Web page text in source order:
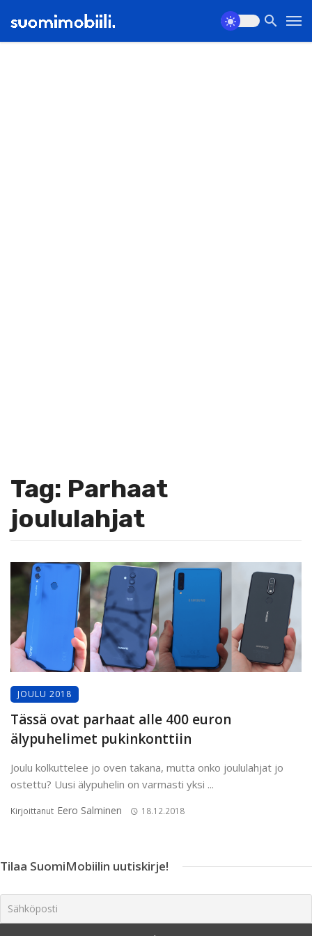
Tag: Parhaat
joululahjat
JOULU 2018
Tässä ovat parhaat alle 400 euron
älypuhelimet pukinkonttiin
Joulu kolkuttelee jo oven takana, mutta onko joululahjat jo
ostettu? Uusi älypuhelin on varmasti yksi ...
Kirjoittanut Eero Salminen 18.12.2018
Tilaa SuomiMobiilin uutiskirje!